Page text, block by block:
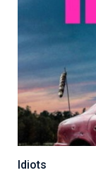
Idiots